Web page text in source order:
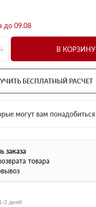
до 09.08
В КОРЗИНУ
БЕСПЛАТНЫЙ РАСЧЕТ
могут вам понадобиться
заказа
товара
2 дней